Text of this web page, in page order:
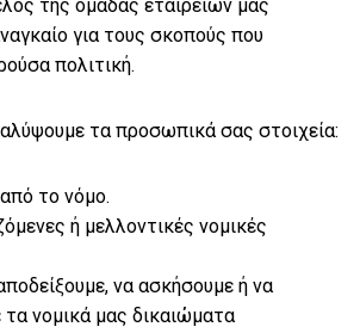
της ομάδας εταιρειών μας
για τους σκοπούς που
πολιτική.
τα προσωπικά σας στοιχεία:
το νόμο.
ή μελλοντικές νομικές
να ασκήσουμε ή να
νομικά μας δικαιώματα